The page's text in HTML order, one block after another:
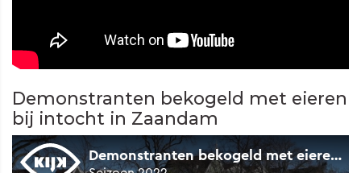
Demonstranten bekogeld met eieren
bij intocht in Zaandam